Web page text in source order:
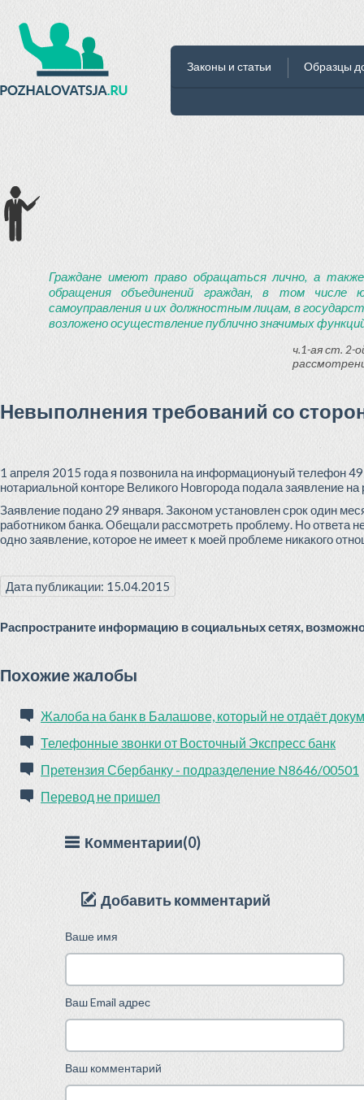
Законы и статьи Образцы
Граждане имеют право обращаться лично, а
обращения объединений граждан, в том числе
самоуправления и их должностным лицам, в
возложено осуществление публично значимых
ч.1-ая ст. 2-
Невыполнения требований со
1 апреля 2015 года я позвонила на информационyый телефон
нотариальной конторе Великого Новгорода подала заявление
Заявление подано 29 января. Законом установлен срок один
работником банка. Обещали рассмотреть проблему. Но ответа
одно заявление, которое не имеет к моей проблеме никакого
Дата публикации: 15.04.2015
Распространите информацию в социальных сетях,
Похожие жалобы
Жалоба на банк в Балашове, который не отдаёт
Телефонные звонки от Восточный Экспресс банк
Претензия Сбербанку - подразделение N8646/00501
Перевод не пришел
Комментарии(0)
Добавить комментарий
Ваше имя
Ваш Email адрес
Ваш комментарий